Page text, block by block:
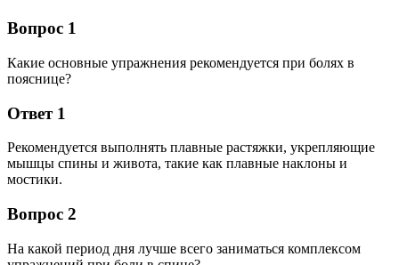
Вопрос 1
Какие основные упражнения рекомендуется при болях в
пояснице?
Ответ 1
Рекомендуется выполнять плавные растяжки, укрепляющие
мышцы спины и живота, такие как плавные наклоны и
мостики.
Вопрос 2
На какой период дня лучше всего заниматься комплексом